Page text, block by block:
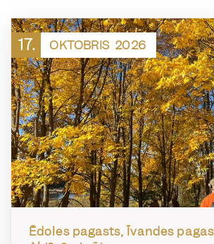
17. OKTOBRIS 2026
Ēdoles pagasts, Īvandes